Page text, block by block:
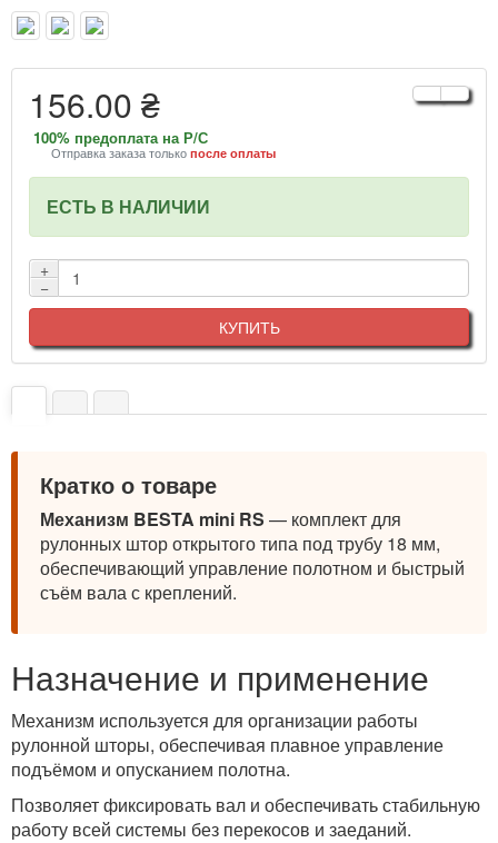
156.00 ₴
100% предоплата на Р/С
Отправка заказа только после оплаты
ЕСТЬ В НАЛИЧИИ
+
−
КУПИТЬ
Кратко о товаре
Механизм BESTA mini RS — комплект для
рулонных штор открытого типа под трубу 18 мм,
обеспечивающий управление полотном и быстрый
съём вала с креплений.
Назначение и применение
Механизм используется для организации работы
рулонной шторы, обеспечивая плавное управление
подъёмом и опусканием полотна.
Позволяет фиксировать вал и обеспечивать стабильную
работу всей системы без перекосов и заеданий.